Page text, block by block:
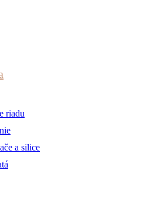
riadu
a silice